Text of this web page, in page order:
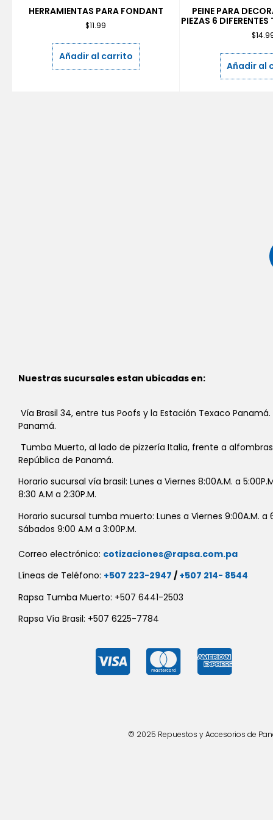
HERRAMIENTAS PARA FONDANT
$11.99
Añadir al carrito
PEINE PARA
PIEZAS 6
$
Añadir al
Nuestras sucursales estan ubicadas en:
Vía Brasil 34, entre tus Poofs y la Estación Texaco
Panamá.
Tumba Muerto, al lado de pizzería Italia, frente a
República de Panamá.
Horario sucursal vía brasil: Lunes a Viernes 8:00A.M. a
8:30 A.M a 2:30P.M.
Horario sucursal tumba muerto: Lunes a Viernes 9:00A.M. a
Sábados 9:00 A.M a 3:00P.M.
Correo electrónico: cotizaciones@rapsa.com.pa
Líneas de Teléfono: +507 223-2947 / +507 214- 8544
Rapsa Tumba Muerto: +507 6441-2503
Rapsa Vía Brasil: +507 6225-7784
© 2025 Repuestos y Accesorios de